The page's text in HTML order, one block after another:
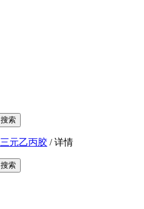
三元乙丙胶 / 详情